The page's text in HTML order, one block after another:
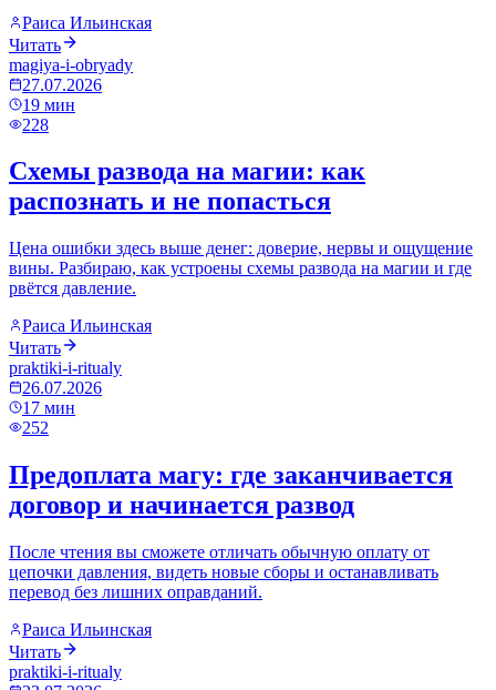
Раиса Ильинская
Читать
magiya-i-obryady
27.07.2026
19 мин
228
Схемы развода на магии: как
распознать и не попасться
Цена ошибки здесь выше денег: доверие, нервы и ощущение
вины. Разбираю, как устроены схемы развода на магии и где
рвётся давление.
Раиса Ильинская
Читать
praktiki-i-ritualy
26.07.2026
17 мин
252
Предоплата магу: где заканчивается
договор и начинается развод
После чтения вы сможете отличать обычную оплату от
цепочки давления, видеть новые сборы и останавливать
перевод без лишних оправданий.
Раиса Ильинская
Читать
praktiki-i-ritualy